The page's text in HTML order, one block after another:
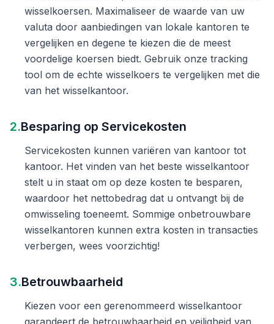
wisselkoersen. Maximaliseer de waarde van uw
valuta door aanbiedingen van lokale kantoren te
vergelijken en degene te kiezen die de meest
voordelige koersen biedt. Gebruik onze tracking
tool om de echte wisselkoers te vergelijken met die
van het wisselkantoor.
2.Besparing op Servicekosten
Servicekosten kunnen variëren van kantoor tot
kantoor. Het vinden van het beste wisselkantoor
stelt u in staat om op deze kosten te besparen,
waardoor het nettobedrag dat u ontvangt bij de
omwisseling toeneemt. Sommige onbetrouwbare
wisselkantoren kunnen extra kosten in transacties
verbergen, wees voorzichtig!
3.Betrouwbaarheid
Kiezen voor een gerenommeerd wisselkantoor
garandeert de betrouwbaarheid en veiligheid van